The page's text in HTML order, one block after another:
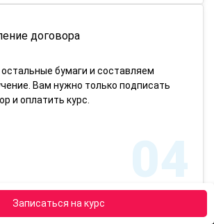
Записаться на курс
договора
бумаги и составляем
Вам нужно только подписать
и оплатить курс.
04